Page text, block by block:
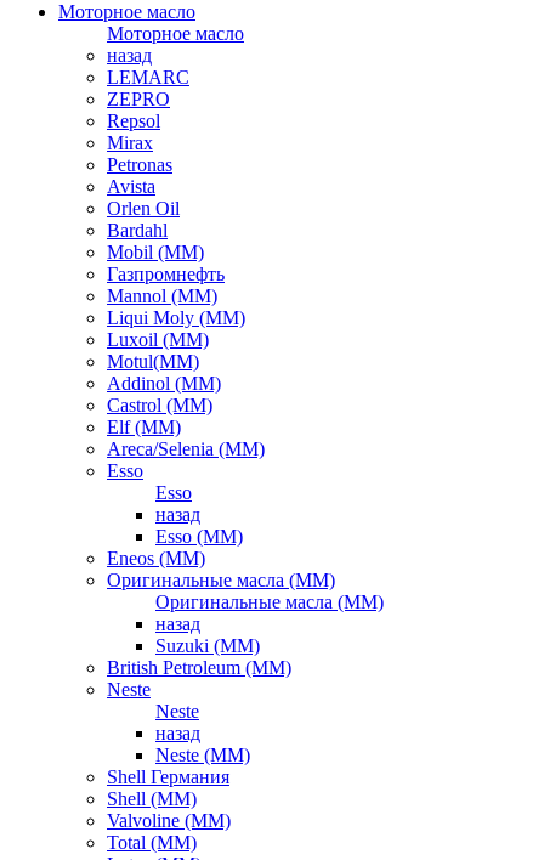
Моторное масло
Моторное масло
назад
LEMARC
ZEPRO
Repsol
Mirax
Petronas
Avista
Orlen Oil
Bardahl
Mobil (ММ)
Газпромнефть
Mannol (ММ)
Liqui Moly (ММ)
Luxoil (ММ)
Motul(ММ)
Addinol (ММ)
Castrol (ММ)
Elf (ММ)
Areca/Selenia (ММ)
Esso
Esso
назад
Esso (ММ)
Eneos (ММ)
Оригинальные масла (ММ)
Оригинальные масла (ММ)
назад
Suzuki (ММ)
British Petroleum (ММ)
Neste
Neste
назад
Neste (ММ)
Shell Германия
Shell (ММ)
Valvoline (ММ)
Total (ММ)